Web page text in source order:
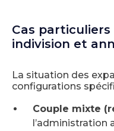
Cas
indivision et
La situation des
configurations
Couple mixte
l’administration